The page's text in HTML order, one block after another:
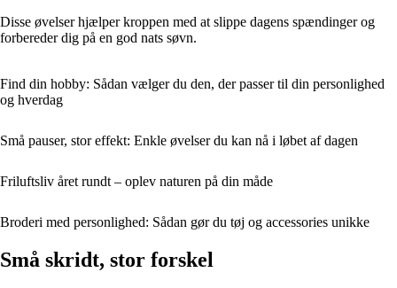
Disse øvelser hjælper kroppen med at slippe dagens spændinger og
forbereder dig på en god nats søvn.
Find din hobby: Sådan vælger du den, der passer til din personlighed
og hverdag
Små pauser, stor effekt: Enkle øvelser du kan nå i løbet af dagen
Friluftsliv året rundt – oplev naturen på din måde
Broderi med personlighed: Sådan gør du tøj og accessories unikke
Små skridt, stor forskel